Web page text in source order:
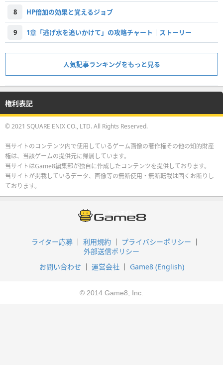
8 HP倍加の効果と覚えるジョブ
9 1章「逃げ水を追いかけて」の攻略チャート｜ストーリー
人気記事ランキングをもっと見る
権利表記
© 2021 SQUARE ENIX CO., LTD. All Rights Reserved.
当サイトのコンテンツ内で使用しているゲーム画像の著作権その他の知的財産
権は、当該ゲームの提供元に帰属しています。
当サイトはGame8編集部が独自に作成したコンテンツを提供しております。
当サイトが掲載しているデータ、画像等の無断使用・無断転載は固くお断りし
ております。
ライター応募 利用規約
プライバシーポリシー
外部送信ポリシー
お問い合わせ
運営会社 Game8 (English)
© 2014 Game8, Inc.